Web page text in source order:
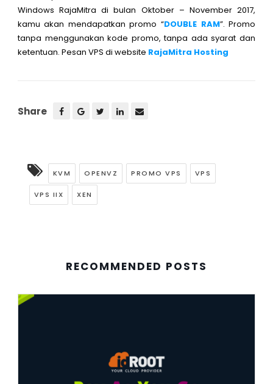
Windows RajaMitra di bulan Oktober – November 2017,
kamu akan mendapatkan promo “DOUBLE RAM”. Promo
tanpa menggunakan kode promo, tanpa ada syarat dan
ketentuan. Pesan VPS di website RajaMitra Hosting
Share
KVM OPENVZ PROMO VPS VPS
VPS IIX XEN
RECOMMENDED POSTS